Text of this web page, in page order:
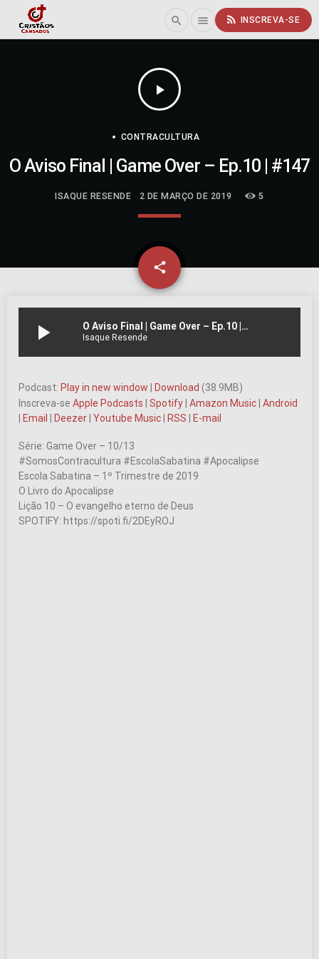
search menu rss_feed INSCREVA-SE
play_arrow
CONTRACULTURA
O Aviso Final | Game Over – Ep.10 | #147
ISAQUE RESENDE 2 DE MARÇO DE 2019 5
share
email
play_arrow O Aviso Final | Game Over – Ep.10 | #147
Isaque Resende
Podcast: Play in new window Download (38.9MB)
Inscreva-se Apple Podcasts Spotify Amazon Music Android
Email Deezer Youtube Music RSS E-mail
Série: Game Over – 10/13
#SomosContracultura #EscolaSabatina #Apocalipse
Escola Sabatina – 1º Trimestre de 2019
O Livro do Apocalipse
Lição 10 – O evangelho eterno de Deus
SPOTIFY: https://spoti.fi/2DEyROJ